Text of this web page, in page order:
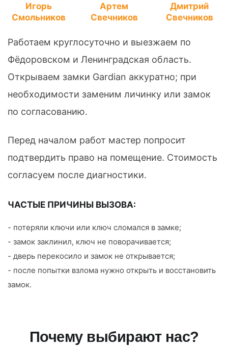
Игорь
Смольников
Артем
Свечников
Дмитрий
Свечников
Работаем круглосуточно и выезжаем по
Фёдоровском и Ленинградская область.
Открываем замки Gardian аккуратно; при
необходимости заменим личинку или замок
по согласованию.
Перед началом работ мастер попросит
подтвердить право на помещение. Стоимость
согласуем после диагностики.
ЧАСТЫЕ ПРИЧИНЫ ВЫЗОВА:
- потеряли ключи или ключ сломался в замке;
- замок заклинил, ключ не поворачивается;
- дверь перекосило и замок не открывается;
- после попытки взлома нужно открыть и восстановить
замок.
Почему выбирают нас?